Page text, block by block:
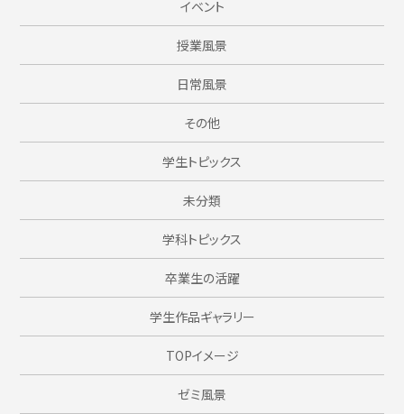
イベント
授業風景
日常風景
その他
学生トピックス
未分類
学科トピックス
卒業生の活躍
学生作品ギャラリー
TOPイメージ
ゼミ風景